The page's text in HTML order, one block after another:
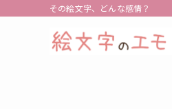
その絵文字、どんな感情？